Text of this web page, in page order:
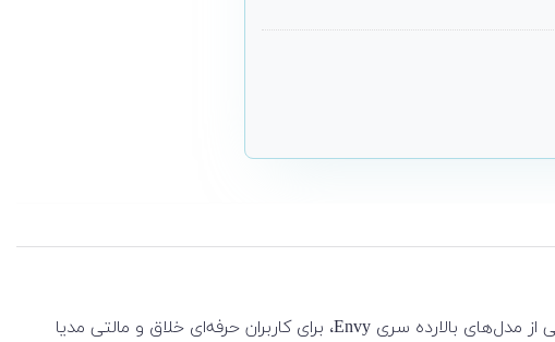
لپ تاپ 17 اینچی HP مدل Envy 17-cr0 که با نام HP ENVY 17.3 inch Laptop PC 17-cr0000 نیز شناخته می‌شود، به‌عنوان یکی از مدل‌های بالارده سری Envy، برای کاربران حرفه‌ای خلاق و مالتی مدیا